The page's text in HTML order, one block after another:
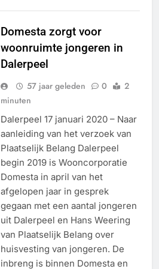
Domesta zorgt voor
woonruimte jongeren in
Dalerpeel
57 jaar geleden 0
2
minuten
Dalerpeel 17 januari 2020 – Naar
aanleiding van het verzoek van
Plaatselijk Belang Dalerpeel
begin 2019 is Wooncorporatie
Domesta in april van het
afgelopen jaar in gesprek
gegaan met een aantal jongeren
uit Dalerpeel en Hans Weering
van Plaatselijk Belang over
huisvesting van jongeren. De
inbreng is binnen Domesta en